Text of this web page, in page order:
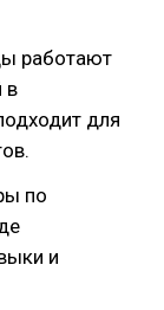
работают
в
для
по
и